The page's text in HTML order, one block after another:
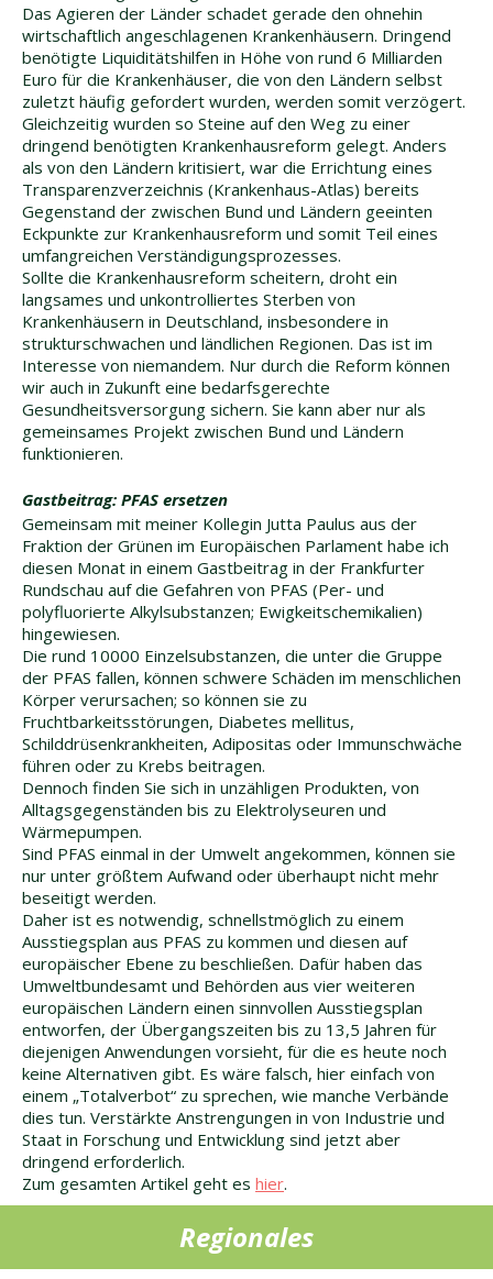
Das Agieren der Länder schadet gerade den ohnehin
wirtschaftlich angeschlagenen Krankenhäusern. Dringend
benötigte Liquiditätshilfen in Höhe von rund 6 Milliarden
Euro für die Krankenhäuser, die von den Ländern selbst
zuletzt häufig gefordert wurden, werden somit verzögert.
Gleichzeitig wurden so Steine auf den Weg zu einer
dringend benötigten Krankenhausreform gelegt. Anders
als von den Ländern kritisiert, war die Errichtung eines
Transparenzverzeichnis (Krankenhaus-Atlas) bereits
Gegenstand der zwischen Bund und Ländern geeinten
Eckpunkte zur Krankenhausreform und somit Teil eines
umfangreichen Verständigungsprozesses.
Sollte die Krankenhausreform scheitern, droht ein
langsames und unkontrolliertes Sterben von
Krankenhäusern in Deutschland, insbesondere in
strukturschwachen und ländlichen Regionen. Das ist im
Interesse von niemandem. Nur durch die Reform können
wir auch in Zukunft eine bedarfsgerechte
Gesundheitsversorgung sichern. Sie kann aber nur als
gemeinsames Projekt zwischen Bund und Ländern
funktionieren.
Gastbeitrag: PFAS ersetzen
Gemeinsam mit meiner Kollegin Jutta Paulus aus der
Fraktion der Grünen im Europäischen Parlament habe ich
diesen Monat in einem Gastbeitrag in der Frankfurter
Rundschau auf die Gefahren von PFAS (Per- und
polyfluorierte Alkylsubstanzen; Ewigkeitschemikalien)
hingewiesen.
Die rund 10000 Einzelsubstanzen, die unter die Gruppe
der PFAS fallen, können schwere Schäden im menschlichen
Körper verursachen; so können sie zu
Fruchtbarkeitsstörungen, Diabetes mellitus,
Schilddrüsenkrankheiten, Adipositas oder Immunschwäche
führen oder zu Krebs beitragen.
Dennoch finden Sie sich in unzähligen Produkten, von
Alltagsgegenständen bis zu Elektrolyseuren und
Wärmepumpen.
Sind PFAS einmal in der Umwelt angekommen, können sie
nur unter größtem Aufwand oder überhaupt nicht mehr
beseitigt werden.
Daher ist es notwendig, schnellstmöglich zu einem
Ausstiegsplan aus PFAS zu kommen und diesen auf
europäischer Ebene zu beschließen. Dafür haben das
Umweltbundesamt und Behörden aus vier weiteren
europäischen Ländern einen sinnvollen Ausstiegsplan
entworfen, der Übergangszeiten bis zu 13,5 Jahren für
diejenigen Anwendungen vorsieht, für die es heute noch
keine Alternativen gibt. Es wäre falsch, hier einfach von
einem „Totalverbot“ zu sprechen, wie manche Verbände
dies tun. Verstärkte Anstrengungen in von Industrie und
Staat in Forschung und Entwicklung sind jetzt aber
dringend erforderlich.
Zum gesamten Artikel geht es hier.
Regionales